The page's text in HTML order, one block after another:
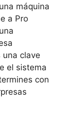
máquina
a Pro
una clave
el sistema
con